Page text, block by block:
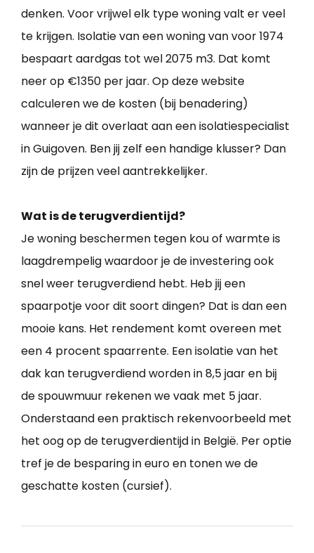
denken. Voor vrijwel elk type woning valt er veel
te krijgen. Isolatie van een woning van voor 1974
bespaart aardgas tot wel 2075 m3. Dat komt
neer op €1350 per jaar. Op deze website
calculeren we de kosten (bij benadering)
wanneer je dit overlaat aan een isolatiespecialist
in Guigoven. Ben jij zelf een handige klusser? Dan
zijn de prijzen veel aantrekkelijker.
Wat is de terugverdientijd?
Je woning beschermen tegen kou of warmte is
laagdrempelig waardoor je de investering ook
snel weer terugverdiend hebt. Heb jij een
spaarpotje voor dit soort dingen? Dat is dan een
mooie kans. Het rendement komt overeen met
een 4 procent spaarrente. Een isolatie van het
dak kan terugverdiend worden in 8,5 jaar en bij
de spouwmuur rekenen we vaak met 5 jaar.
Onderstaand een praktisch rekenvoorbeeld met
het oog op de terugverdientijd in België. Per optie
tref je de besparing in euro en tonen we de
geschatte kosten (cursief).